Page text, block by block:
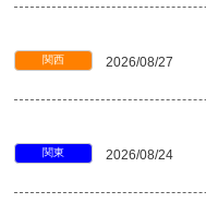
関西 2026/08/27
関東 2026/08/24